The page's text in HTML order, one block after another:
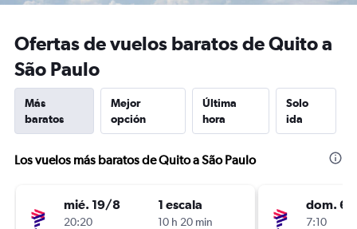
Ofertas de vuelos baratos de Quito a
São Paulo
Más
baratos
Mejor
opción
Última
hora
Solo
ida
Los vuelos más baratos de Quito a São Paulo
mié. 19/8
20:20
1 escala
10 h 20 min
dom. 6/
7:10